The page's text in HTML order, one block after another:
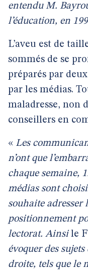
entendu M.
l’éducation, en
L’aveu est de
sommés de se
préparés par
par les médias.
maladresse, non
conseillers en
« Les
n’ont que
chaque semaine,
médias sont
souhaite adresser
positionnement
lectorat. Ainsile
évoquer des
droite, tels que le